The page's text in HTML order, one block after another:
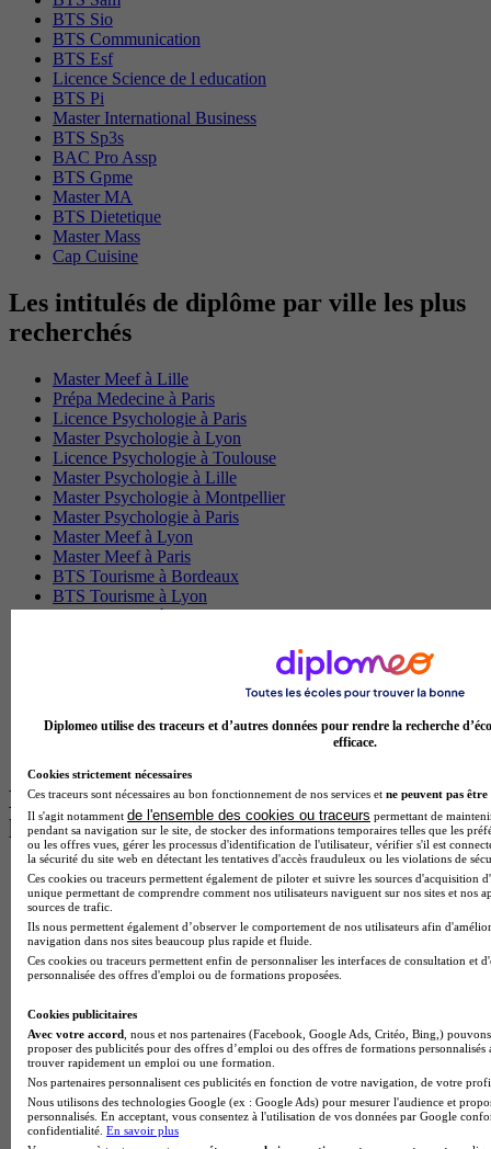
BTS Sio
BTS Communication
BTS Esf
Licence Science de l education
BTS Pi
Master International Business
BTS Sp3s
BAC Pro Assp
BTS Gpme
Master MA
BTS Dietetique
Master Mass
Cap Cuisine
Les intitulés de diplôme par ville les plus
recherchés
Master Meef à Lille
Prépa Medecine à Paris
Licence Psychologie à Paris
Master Psychologie à Lyon
Licence Psychologie à Toulouse
Master Psychologie à Lille
Master Psychologie à Montpellier
Master Psychologie à Paris
Master Meef à Lyon
Master Meef à Paris
BTS Tourisme à Bordeaux
BTS Tourisme à Lyon
BTS Tourisme à Paris
BTS Communication à Bordeaux
BTS Communication à Lyon
Les intitulés de diplôme par alternance
les plus recherchés
BTS Esf en alternance
BTS Dietetique en alternance
BTS Mco en alternance
BTS Pi en alternance
BTS Sp3s en alternance
Master CCA en alternance
BTS Sam en alternance
Cap Fleuriste en alternance
BTS Sio en alternance
MSc Marketing Digital en alternance
BTS Gpme en alternance
Cap Electricien en alternance
BTS Gpn en alternance
Diplomeo utilise des traceurs et d’autres données pour rendre la recherche
efficace.
Cookies strictement nécessaires
Ces traceurs sont nécessaires au bon fonctionnement de nos services et ne peuvent pas être
Il s'agit notamment de l'ensemble des cookies ou traceurs permettant de
pendant sa navigation sur le site, de stocker des informations temporaires telles que les
ou les offres vues, gérer les processus d'identification de l'utilisateur, vérifier s'il est
la sécurité du site web en détectant les tentatives d'accès frauduleux ou les violations de
Ces cookies ou traceurs permettent également de piloter et suivre les sources d'acquisition
unique permettant de comprendre comment nos utilisateurs naviguent sur nos sites et nos
sources de trafic.
Ils nous permettent également d’observer le comportement de nos utilisateurs afin
navigation dans nos sites beaucoup plus rapide et fluide.
Ces cookies ou traceurs permettent enfin de personnaliser les interfaces de consultation et
personnalisée des offres d'emploi ou de formations proposées.
Cookies publicitaires
Avec votre accord , nous et nos partenaires (Facebook, Google Ads, Critéo, Bing,)
proposer des publicités pour des offres d’emploi ou des offres de formations
trouver rapidement un emploi ou une formation.
Nos partenaires personnalisent ces publicités en fonction de votre navigation, de votre
Nous utilisons des technologies Google (ex : Google Ads) pour mesurer l'audience et
personnalisés. En acceptant, vous consentez à l'utilisation de vos données par Google
confidentialité. En savoir plus